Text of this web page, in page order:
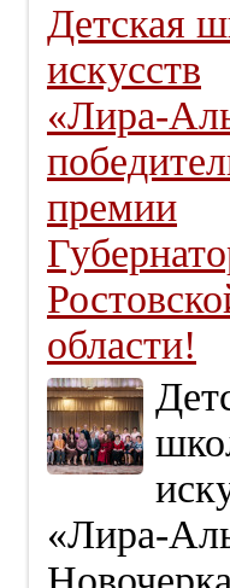
Детская
искусств
премии
области!